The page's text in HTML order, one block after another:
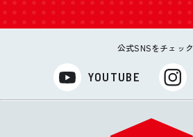
公式SNSをチェック
YOUTUBE